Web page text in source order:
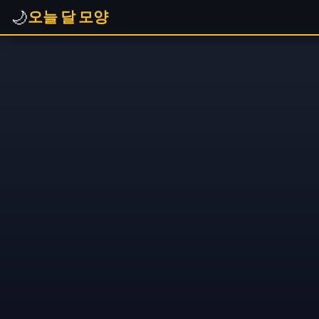
🌙오늘 달 모양